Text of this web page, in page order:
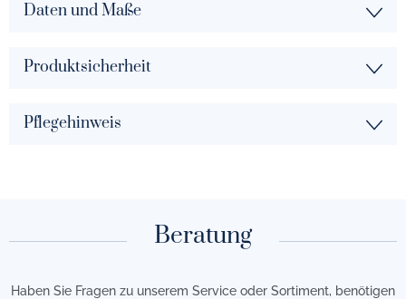
Daten und Maße
Produktsicherheit
Pflegehinweis
Beratung
Haben Sie Fragen zu unserem Service oder Sortiment, benötigen